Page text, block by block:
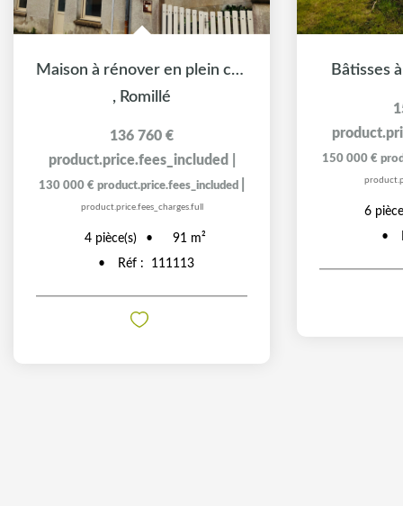
Maison à rénover en plein centre
, Romillé
136 760 €
product.price.fees_included
130 000 € product.price.fees_included
product.price.fees_charges.full
4 pièce(s) 91 m²
Réf :
111113
Bâtisses
150 000 €
6